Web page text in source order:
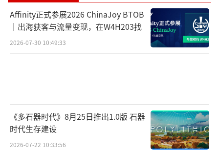
Affinity正式参展2026 ChinaJoy BTOB
｜出海获客与流量变现，在W4H203找
2026-07-30 10:49:33
《多石器时代》8月25日推出1.0版 石器
时代生存建设
2026-07-22 10:33:56